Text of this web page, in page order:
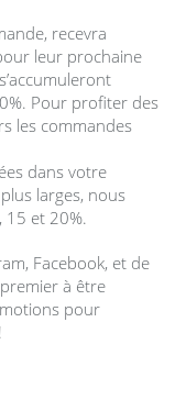
recevra
leur prochaine
Pour profiter des
les commandes
dans votre
larges, nous
et 20%.
Facebook, et de
à être
pour